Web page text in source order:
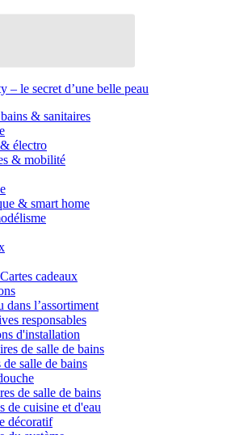
– le secret d’une belle peau
& sanitaires
électro
& mobilité
& smart home
cadeaux
dans l’assortiment
responsables
d'installation
de salle de bains
salle de bains
de salle de bains
de cuisine et d'eau
décoratif